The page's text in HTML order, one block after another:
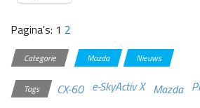
Pagina's: 1 2
Categorie Mazda Nieuws
Tags CX-60 e-SkyActiv X Mazda